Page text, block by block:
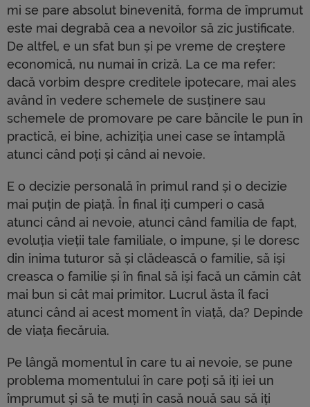
mi se pare absolut binevenită, forma de împrumut
este mai degrabă cea a nevoilor să zic justificate.
De altfel, e un sfat bun și pe vreme de creștere
economică, nu numai în criză. La ce ma refer:
dacă vorbim despre creditele ipotecare, mai ales
având în vedere schemele de susținere sau
schemele de promovare pe care băncile le pun în
practică, ei bine, achiziția unei case se întamplă
atunci când poți și când ai nevoie.
E o decizie personală în primul rand și o decizie
mai puțin de piață. În final iți cumperi o casă
atunci când ai nevoie, atunci când familia de fapt,
evoluția vieții tale familiale, o impune, și le doresc
din inima tuturor să și clădească o familie, să iși
creasca o familie și în final să iși facă un cămin cât
mai bun si cât mai primitor. Lucrul ăsta îl faci
atunci când ai acest moment în viață, da? Depinde
de viața fiecăruia.
Pe lângă momentul în care tu ai nevoie, se pune
problema momentului în care poți să iți iei un
împrumut și să te muți în casă nouă sau să iți